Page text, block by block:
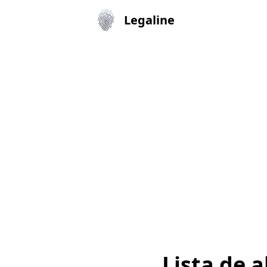
Legaline